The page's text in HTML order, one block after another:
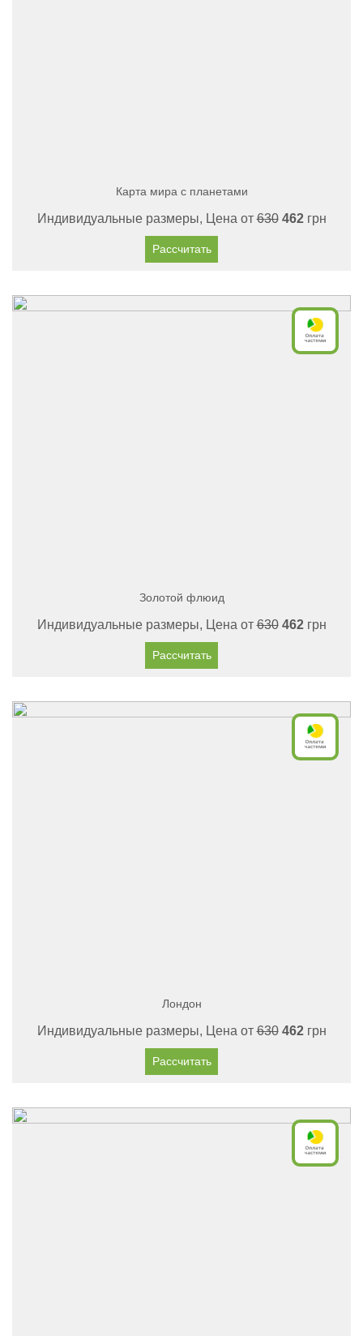
Карта мира с планетами
Индивидуальные размеры, Цена от630 462грн
Рассчитать
Золотой флюид
Индивидуальные размеры, Цена от630 462грн
Рассчитать
Лондон
Индивидуальные размеры, Цена от630 462грн
Рассчитать